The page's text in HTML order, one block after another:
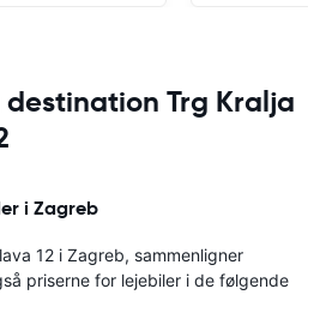
Trg Kralja
i Zagreb
12 i Zagreb, sammenligner
priserne for lejebiler i de følgende